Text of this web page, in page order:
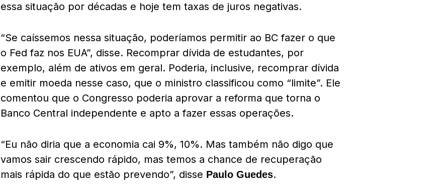
essa situação por décadas e hoje tem taxas de juros negativas.
“Se caíssemos nessa situação, poderíamos permitir ao BC fazer o que
o Fed faz nos EUA”, disse. Recomprar dívida de estudantes, por
exemplo, além de ativos em geral. Poderia, inclusive, recomprar dívida
e emitir moeda nesse caso, que o ministro classificou como “limite”. Ele
comentou que o Congresso poderia aprovar a reforma que torna o
Banco Central independente e apto a fazer essas operações.
“Eu não diria que a economia cai 9%, 10%. Mas também não digo que
vamos sair crescendo rápido, mas temos a chance de recuperação
mais rápida do que estão prevendo”, disse Paulo Guedes.